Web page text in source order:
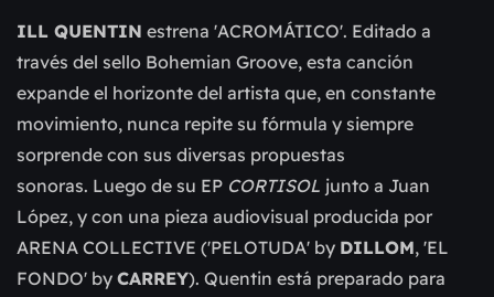
ILL QUENTIN estrena 'ACROMÁTICO'. Editado a
través del sello Bohemian Groove, esta canción
expande el horizonte del artista que, en constante
movimiento, nunca repite su fórmula y siempre
sorprende con sus diversas propuestas
sonoras. Luego de su EP CORTISOL junto a Juan
López, y con una pieza audiovisual producida por
ARENA COLLECTIVE ('PELOTUDA' by DILLOM, 'EL
FONDO' by CARREY). Quentin está preparado para